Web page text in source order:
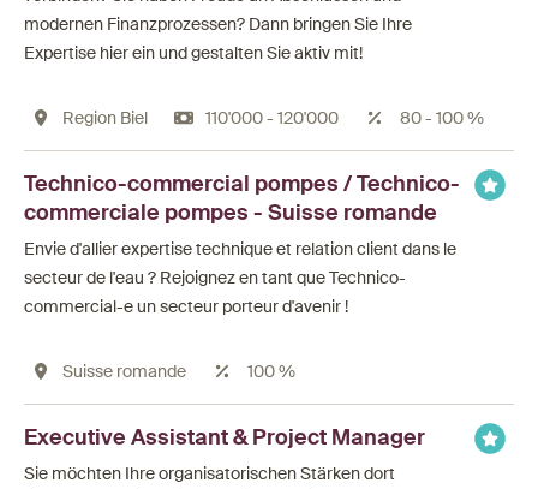
modernen Finanzprozessen? Dann bringen Sie Ihre
Expertise hier ein und gestalten Sie aktiv mit!
Region Biel 110'000 - 120'000 80 - 100 %
Technico-commercial pompes / Technico-
commerciale pompes - Suisse romande
Envie d'allier expertise technique et relation client dans le
secteur de l'eau ? Rejoignez en tant que Technico-
commercial-e un secteur porteur d'avenir !
Suisse romande 100 %
Executive Assistant & Project Manager
Sie möchten Ihre organisatorischen Stärken dort